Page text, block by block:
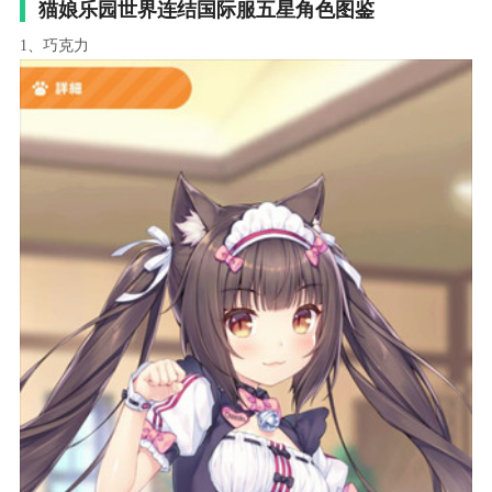
猫娘乐园世界连结国际服五星角色图鉴
1、巧克力